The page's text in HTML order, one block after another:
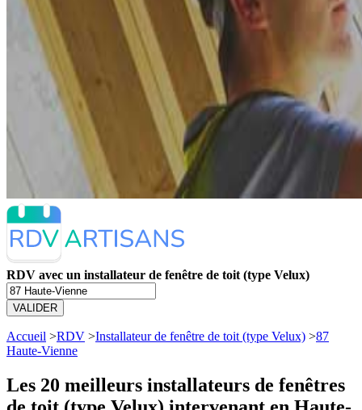
RDV avec un installateur de fenêtre de toit (type Velux)
VALIDER
Accueil >RDV >Installateur de fenêtre de toit (type Velux) >87
Haute-Vienne
Les 20 meilleurs installateurs de fenêtres